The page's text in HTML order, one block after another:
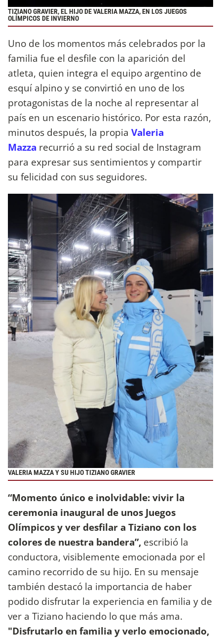
TIZIANO GRAVIER, EL HIJO DE VALERIA MAZZA, EN LOS JUEGOS
OLÍMPICOS DE INVIERNO
Uno de los momentos más celebrados por la
familia fue el desfile con la aparición del
atleta, quien integra el equipo argentino de
esquí alpino y se convirtió en uno de los
protagonistas de la noche al representar al
país en un escenario histórico. Por esta razón,
minutos después, la propia Valeria
Mazza recurrió a su red social de Instagram
para expresar sus sentimientos y compartir
su felicidad con sus seguidores.
VALERIA MAZZA Y SU HIJO TIZIANO GRAVIER
“Momento único e inolvidable: vivir la
ceremonia inaugural de unos Juegos
Olímpicos y ver desfilar a Tiziano con los
colores de nuestra bandera”, escribió la
conductora, visiblemente emocionada por el
camino recorrido de su hijo. En su mensaje
también destacó la importancia de haber
podido disfrutar la experiencia en familia y de
ver a Tiziano haciendo lo que más ama.
"Disfrutarlo en familia y verlo emocionado,